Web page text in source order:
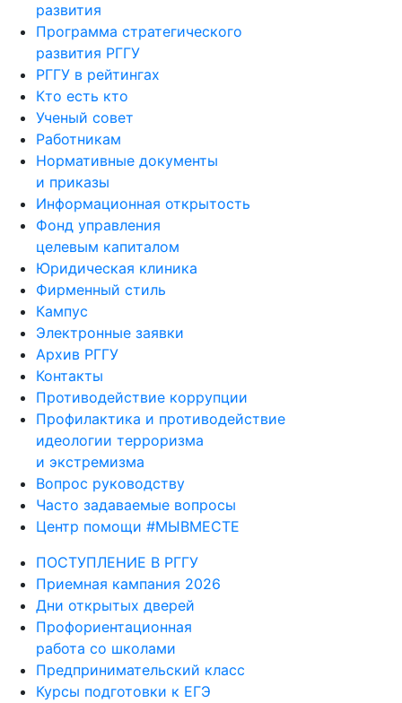
развития
Программа стратегического
развития РГГУ
РГГУ в рейтингах
Кто есть кто
Ученый совет
Работникам
Нормативные документы
и приказы
Информационная открытость
Фонд управления
целевым капиталом
Юридическая клиника
Фирменный стиль
Кампус
Электронные заявки
Архив РГГУ
Контакты
Противодействие коррупции
Профилактика и противодействие
идеологии терроризма
и экстремизма
Вопрос руководству
Часто задаваемые вопросы
Центр помощи #МЫВМЕСТЕ
ПОСТУПЛЕНИЕ В РГГУ
Приемная кампания 2026
Дни открытых дверей
Профориентационная
работа со школами
Предпринимательский класс
Курсы подготовки к ЕГЭ